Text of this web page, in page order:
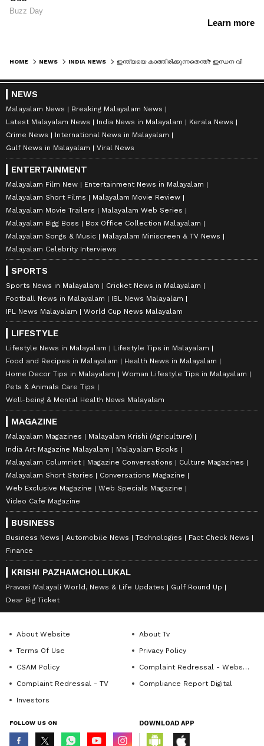
HOME NEWS INDIA NEWS
NEWS
Malayalam News
Breaking Malayalam News
Latest Malayalam News
India News in Malayalam
Kerala News
Crime News
International News in Malayalam
Gulf News in Malayalam
Viral News
ENTERTAINMENT
Malayalam Film New
Entertainment News in Malayalam
Malayalam Short Films
Malayalam Movie Review
Malayalam Movie Trailers
Malayalam Web Series
Malayalam Bigg Boss
Box Office Collection Malayalam
Malayalam Songs & Music
Malayalam Miniscreen & TV News
Malayalam Celebrity Interviews
SPORTS
Sports News in Malayalam
Cricket News in Malayalam
Football News in Malayalam
ISL News Malayalam
IPL News Malayalam
World Cup News Malayalam
LIFESTYLE
Lifestyle News in Malayalam
Lifestyle Tips in Malayalam
Food and Recipes in Malayalam
Health News in Malayalam
Home Decor Tips in Malayalam
Woman Lifestyle Tips in Malayalam
Pets & Animals Care Tips
Well-being & Mental Health News Malayalam
MAGAZINE
Malayalam Magazines
Malayalam Krishi (Agriculture)
India Art Magazine Malayalam
Malayalam Books
Malayalam Columnist
Magazine Conversations
Culture Magazines
Malayalam Short Stories
Conversations Magazine
Web Exclusive Magazine
Web Specials Magazine
Video Cafe Magazine
BUSINESS
Business News Automobile News Technologies
Fact Check News
Finance
KRISHI PAZHAMCHOLLUKAL
Pravasi Malayali World, News & Life Updates
Gulf Round Up
Dear Big Ticket
About Website
About Tv
Terms Of Use
Privacy Policy
CSAM Policy
Complaint Redressal - Website
Complaint Redressal - TV
Compliance Report Digital
Investors
FOLLOW US ON DOWNLOAD APP